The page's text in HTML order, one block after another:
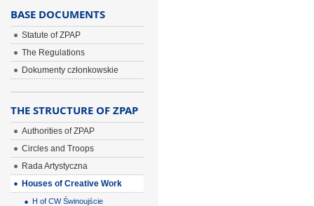
BASE DOCUMENTS
Statute of ZPAP
The Regulations
Dokumenty członkowskie
THE STRUCTURE OF ZPAP
Authorities of ZPAP
Circles and Troops
Rada Artystyczna
Houses of Creative Work
H of CW Świnoujście